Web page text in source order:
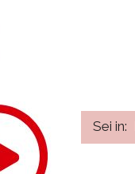
Sei in: